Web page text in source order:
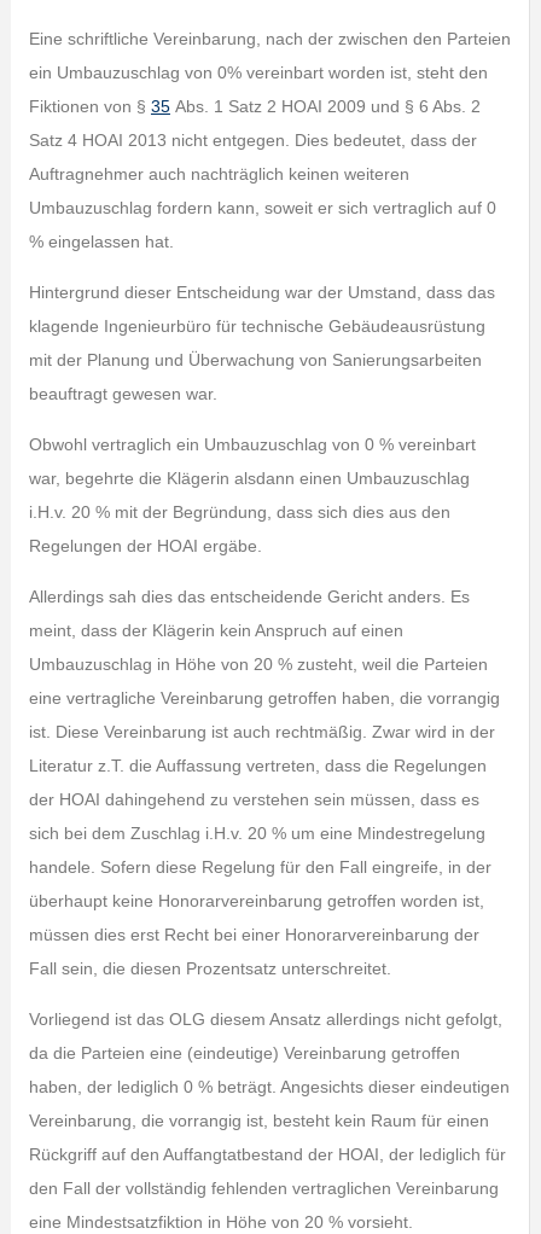
Eine schriftliche Vereinbarung, nach der zwischen den Parteien
ein Umbauzuschlag von 0% vereinbart worden ist, steht den
Fiktionen von § 35Abs. 1 Satz 2 HOAI 2009 und § 6 Abs. 2
Satz 4 HOAI 2013 nicht entgegen. Dies bedeutet, dass der
Auftragnehmer auch nachträglich keinen weiteren
Umbauzuschlag fordern kann, soweit er sich vertraglich auf 0
% eingelassen hat.
Hintergrund dieser Entscheidung war der Umstand, dass das
klagende Ingenieurbüro für technische Gebäudeausrüstung
mit der Planung und Überwachung von Sanierungsarbeiten
beauftragt gewesen war.
Obwohl vertraglich ein Umbauzuschlag von 0 % vereinbart
war, begehrte die Klägerin alsdann einen Umbauzuschlag
i.H.v. 20 % mit der Begründung, dass sich dies aus den
Regelungen der HOAI ergäbe.
Allerdings sah dies das entscheidende Gericht anders. Es
meint, dass der Klägerin kein Anspruch auf einen
Umbauzuschlag in Höhe von 20 % zusteht, weil die Parteien
eine vertragliche Vereinbarung getroffen haben, die vorrangig
ist. Diese Vereinbarung ist auch rechtmäßig. Zwar wird in der
Literatur z.T. die Auffassung vertreten, dass die Regelungen
der HOAI dahingehend zu verstehen sein müssen, dass es
sich bei dem Zuschlag i.H.v. 20 % um eine Mindestregelung
handele. Sofern diese Regelung für den Fall eingreife, in der
überhaupt keine Honorarvereinbarung getroffen worden ist,
müssen dies erst Recht bei einer Honorarvereinbarung der
Fall sein, die diesen Prozentsatz unterschreitet.
Vorliegend ist das OLG diesem Ansatz allerdings nicht gefolgt,
da die Parteien eine (eindeutige) Vereinbarung getroffen
haben, der lediglich 0 % beträgt. Angesichts dieser eindeutigen
Vereinbarung, die vorrangig ist, besteht kein Raum für einen
Rückgriff auf den Auffangtatbestand der HOAI, der lediglich für
den Fall der vollständig fehlenden vertraglichen Vereinbarung
eine Mindestsatzfiktion in Höhe von 20 % vorsieht.